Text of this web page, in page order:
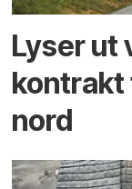
Lyser
kontrakt
nord